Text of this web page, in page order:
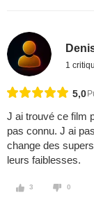
1
5,0
J ai trouvé ce film
pas connu. J ai
change des
leurs faiblesses.
3 0